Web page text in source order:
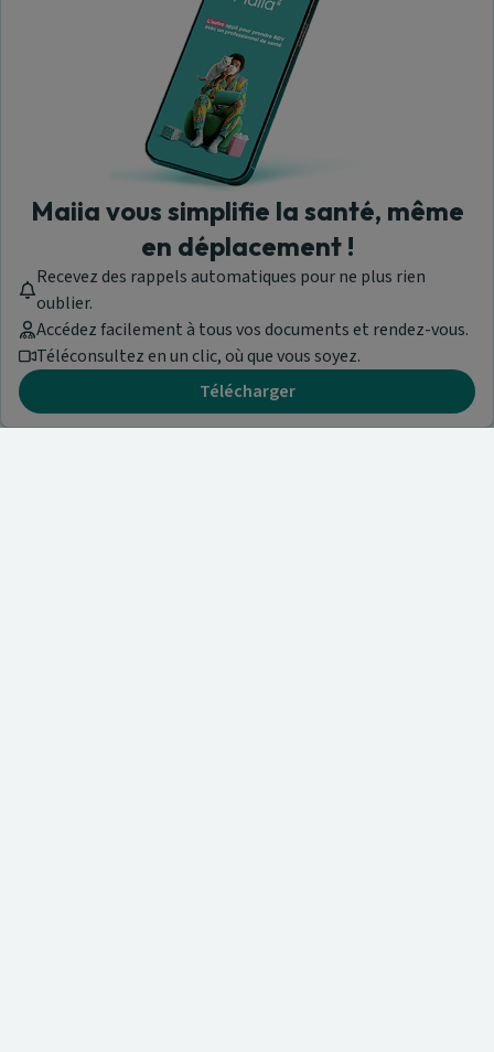
Maiia vous simplifie la santé, même
en déplacement !
Recevez des rappels automatiques pour ne plus rien
oublier.
Accédez facilement à tous vos documents et rendez-vous.
Téléconsultez en un clic, où que vous soyez.
Télécharger